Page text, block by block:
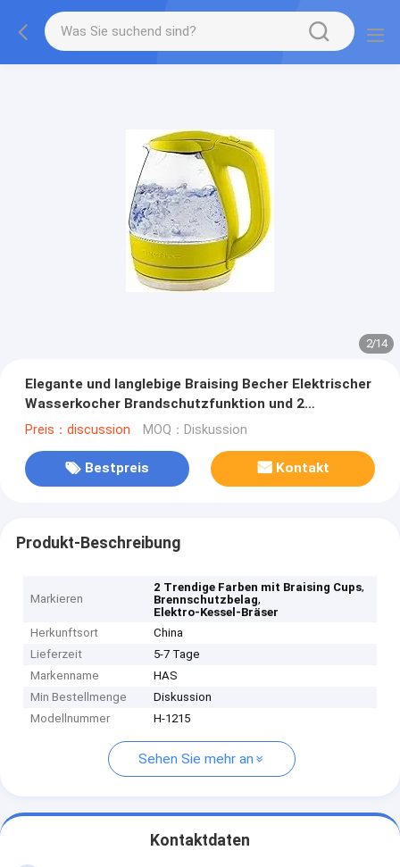
2/14
Elegante und langlebige Braising Becher Elektrischer
Wasserkocher Brandschutzfunktion und 2
eingeschlossene trendy Farben
Preis：discussion MOQ：Diskussion
Bestpreis Kontakt
Produkt-Beschreibung
Markieren
2 Trendige Farben mit Braising Cups,
Brennschutzbelag,
Elektro-Kessel-Bräser
Herkunftsort
China
Lieferzeit
5-7 Tage
Markenname
HAS
Min Bestellmenge
Diskussion
Modellnummer
H-1215
Sehen Sie mehr an
Kontaktdaten